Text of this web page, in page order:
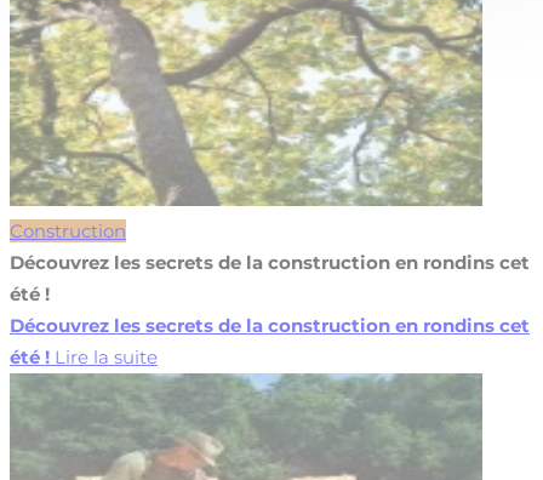
Construction
Découvrez les secrets de la construction en rondins cet
été !
Découvrez les secrets de la construction en rondins cet
été ! Lire la suite